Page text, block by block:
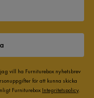
vill ha Furniturebox nyhetsbrev
för att kunna skicka
Furniturebox Integritetspolicy.